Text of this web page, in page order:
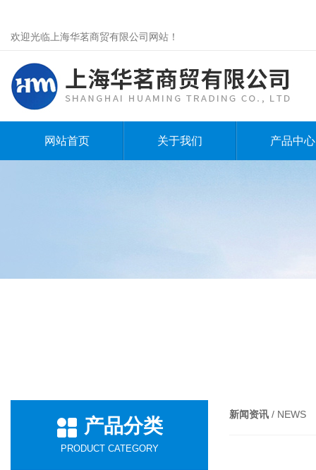
欢迎光临上海华茗商贸有限公司网站！
网站首页 关于我们 产品中心
产品分类
PRODUCT CATEGORY
新闻资讯 / NEWS